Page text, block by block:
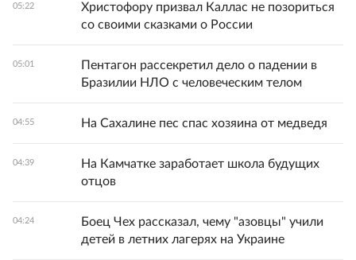
05:22
Христофору призвал Каллас не позориться
со своими сказками о России
05:01
Пентагон рассекретил дело о падении в
Бразилии НЛО с человеческим телом
04:55 На Сахалине пес спас хозяина от медведя
04:39
На Камчатке заработает школа будущих
отцов
04:24
Боец Чех рассказал, чему "азовцы" учили
детей в летних лагерях на Украине